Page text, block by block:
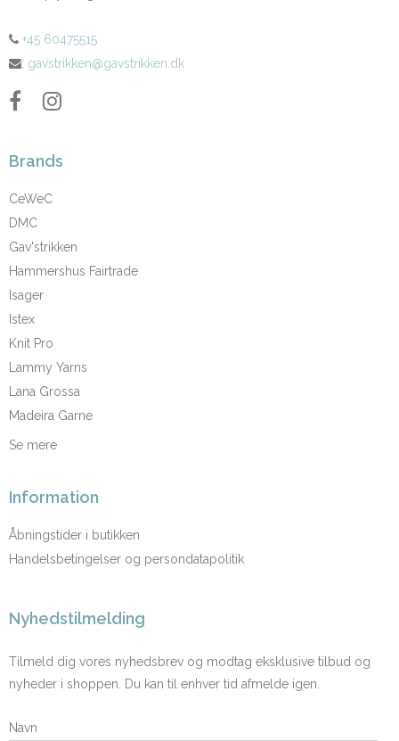
+45 60475515
: gavstrikken@gavstrikken.dk
Brands
CeWeC
DMC
Gav'strikken
Hammershus Fairtrade
Isager
Istex
Knit Pro
Lammy Yarns
Lana Grossa
Madeira Garne
Se mere
Information
Åbningstider i butikken
Handelsbetingelser og persondatapolitik
Nyhedstilmelding
Tilmeld dig vores nyhedsbrev og modtag eksklusive tilbud og
nyheder i shoppen. Du kan til enhver tid afmelde igen.